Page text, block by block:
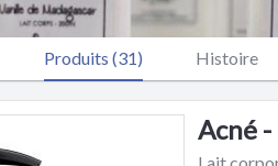
Produits (31) Histoire
Acné -